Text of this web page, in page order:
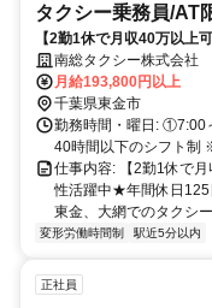
タクシー乗務員/AT
【2勤1休で月収40万以上
間休日125日★入力不要の
南総タクシー株式会社
月給193,800円以上
千葉県東金市
勤務時間・曜日:
40時間以下のシフト制
仕事内容: 【2勤1休で
性活躍中★年間休日125
東金、大網でのタクシ
変形労働時間制 駅近5分以内
正社員